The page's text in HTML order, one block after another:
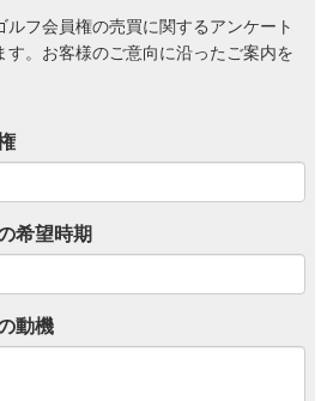
ルフ会員権の売買に関するアンケート
す。お客様のご意向に沿ったご案内を
希望時期
動機